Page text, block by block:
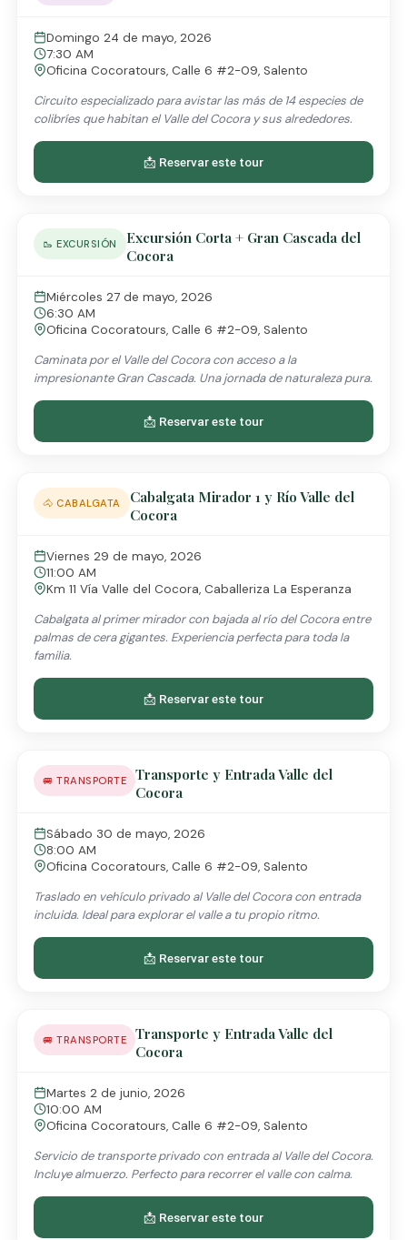
Domingo 24 de mayo, 2026
7:30 AM
Oficina Cocoratours, Calle 6 #2-09, Salento
Circuito especializado para avistar las más de 14 especies de
colibríes que habitan el Valle del Cocora y sus alrededores.
📩 Reservar este tour
🥾 EXCURSIÓN
Excursión Corta + Gran Cascada del
Cocora
Miércoles 27 de mayo, 2026
6:30 AM
Oficina Cocoratours, Calle 6 #2-09, Salento
Caminata por el Valle del Cocora con acceso a la
impresionante Gran Cascada. Una jornada de naturaleza pura.
📩 Reservar este tour
🐴 CABALGATA
Cabalgata Mirador 1 y Río Valle del
Cocora
Viernes 29 de mayo, 2026
11:00 AM
Km 11 Vía Valle del Cocora, Caballeriza La Esperanza
Cabalgata al primer mirador con bajada al río del Cocora entre
palmas de cera gigantes. Experiencia perfecta para toda la
familia.
📩 Reservar este tour
🚐 TRANSPORTE
Transporte y Entrada Valle del
Cocora
Sábado 30 de mayo, 2026
8:00 AM
Oficina Cocoratours, Calle 6 #2-09, Salento
Traslado en vehículo privado al Valle del Cocora con entrada
incluida. Ideal para explorar el valle a tu propio ritmo.
📩 Reservar este tour
🚐 TRANSPORTE
Transporte y Entrada Valle del
Cocora
Martes 2 de junio, 2026
10:00 AM
Oficina Cocoratours, Calle 6 #2-09, Salento
Servicio de transporte privado con entrada al Valle del Cocora.
Incluye almuerzo. Perfecto para recorrer el valle con calma.
📩 Reservar este tour